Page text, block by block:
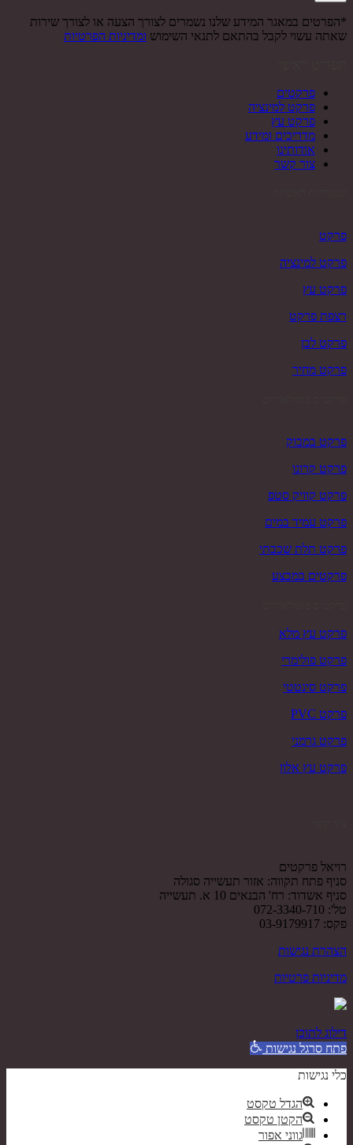
*הפרטים במאגר המידע שלנו נשמרים לצורך הצעה או לצורך שירות
שאתה עשוי לקבל בהתאם לתנאי השימוש ומדיניות הפרטיות
פרקטים
פרקט למינציה
פרקט עץ
מדריכים ומידע
אודותינו
צור קשר
פרקט
פרקט למינציה
פרקט עץ
רצפת פרקט
פרקט לבן
פרקט מחיר
פרקט במבוק
פרקט קרונו
פרקט קוויק סטפ
פרקט עמיד במים
פרקט תלת שכבתי
פרקטים במבצע
פרקט עץ מלא
פרקט פולימרי
פרקט סינטטי
פרקט PVC
פרקט גרמני
פרקט עץ אלון
רויאל פרקטים
סניף פתח תקווה: אזור תעשייה סגולה
סניף אשדוד: רח' הבנאים 10 א. תעשייה
טל': 072-3340-710
פקס: 03-9179917
הצהרת נגישות
מדיניות פרטיות
דילוג לתוכן
פתח סרגל נגישות
כלי נגישות
הגדל טקסט
הקטן טקסט
גווני אפור